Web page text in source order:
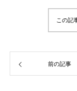
この記
前の記事